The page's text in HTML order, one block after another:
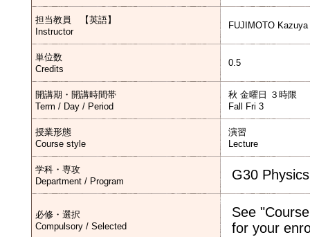
担当教員 【英語】
Instructor
FUJIMOTO
単位数
Credits
0.5
開講期・開講時間帯
Term / Day / Period
秋 金曜日 ３時限
Fall Fri 3
授業形態
Course style
演習
Lecture
学科・専攻
Department / Program
G30 Physics
必修・選択
Compulsory / Selected
See
for your